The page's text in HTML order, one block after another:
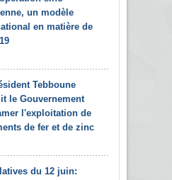
un modèle
en matière de
Tebboune
le Gouvernement
l'exploitation de
de fer et de zinc
du 12 juin: